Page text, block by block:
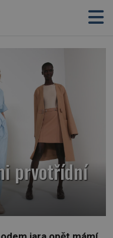
prvotřídní